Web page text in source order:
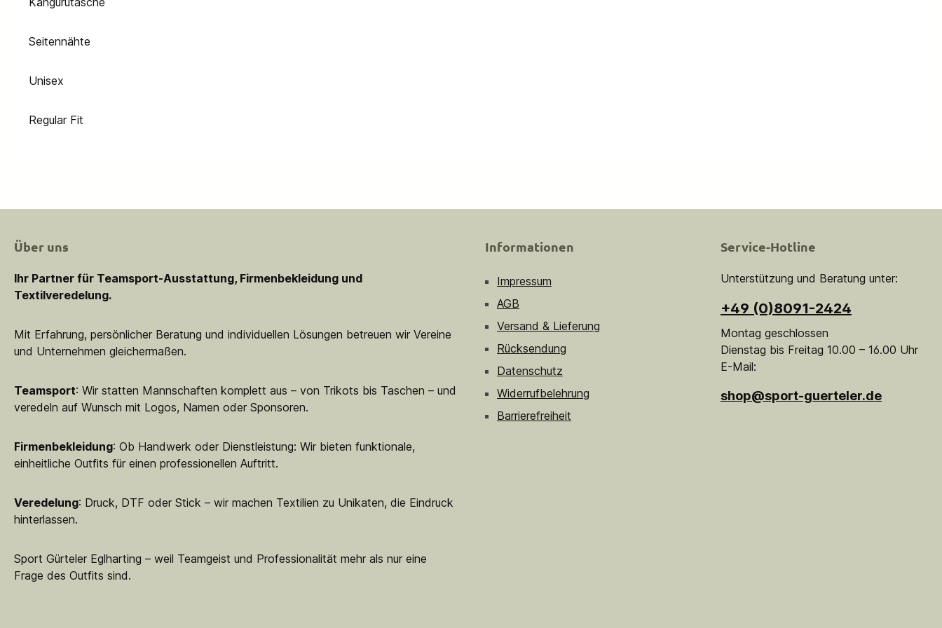
Seitennähte
Unisex
Regular Fit
Über uns
Ihr Partner für Teamsport-Ausstattung, Firmenbekleidung und
Textilveredelung.
Mit Erfahrung, persönlicher Beratung und individuellen Lösungen betreuen wir Vereine
und Unternehmen gleichermaßen.
Teamsport: Wir statten Mannschaften komplett aus – von Trikots bis Taschen – und
veredeln auf Wunsch mit Logos, Namen oder Sponsoren.
Firmenbekleidung: Ob Handwerk oder Dienstleistung: Wir bieten funktionale,
einheitliche Outfits für einen professionellen Auftritt.
Veredelung: Druck, DTF oder Stick – wir machen Textilien zu Unikaten, die Eindruck
hinterlassen.
Sport Gürteler Eglharting – weil Teamgeist und Professionalität mehr als nur eine
Frage des Outfits sind.
Informationen
Impressum
AGB
Versand & Lieferung
Rücksendung
Datenschutz
Widerrufbelehrung
Barrierefreiheit
Service-Hotline
Unterstützung und Beratung unter:
+49 (0)8091-2424
Montag geschlossen
Dienstag bis Freitag 10.00 – 16.00 Uhr
E-Mail:
shop@sport-guerteler.de